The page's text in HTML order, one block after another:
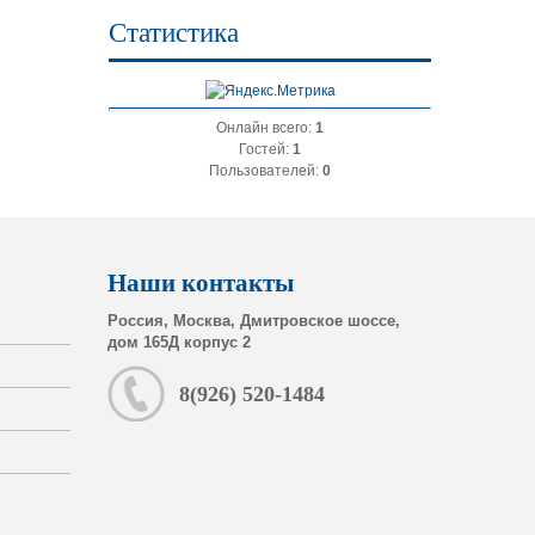
Статистика
Онлайн всего: 1
Гостей: 1
Пользователей: 0
Наши контакты
Россия, Москва, Дмитровское шоссе,
дом 165Д корпус 2
8(926) 520-1484